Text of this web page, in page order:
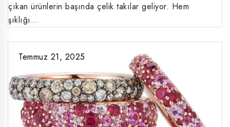
çıkan ürünlerin başında çelik takılar geliyor. Hem
şıklığı…
Temmuz 21, 2025